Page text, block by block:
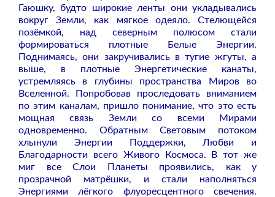
Гаюшку, будто широкие ленты они укладывались
вокруг Земли, как мягкое одеяло. Стелющейся
позёмкой, над северным полюсом стали
формироваться плотные Белые Энергии.
Поднимаясь, они закручивались в тугие жгуты, а
выше, в плотные Энергетические канаты,
устремляясь в глубины пространства Миров во
Вселенной. Попробовав проследовать вниманием
по этим каналам, пришло понимание, что это есть
мощная связь Земли со всеми Мирами
одновременно. Обратным Световым потоком
хлынули Энергии Поддержки, Любви и
Благодарности всего Живого Космоса. В тот же
миг все Слои Планеты проявились, как у
прозрачной матрёшки, и стали наполняться
Энергиями лёгкого флуоресцентного свечения.